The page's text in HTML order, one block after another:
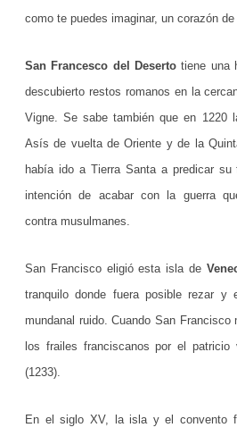
como te puedes imaginar, un corazón
San Francesco del Desertotiene una
descubierto restos romanos en la
Vigne. Se sabe también que en 1220
Asís de vuelta de Oriente y de la
había ido a Tierra Santa a predicar
intención de acabar con la guerra
contra musulmanes.
San Francisco eligió esta isla de
tranquilo donde fuera posible rezar y
mundanal ruido. Cuando San
los frailes franciscanos por el patricio
(1233).
En el siglo XV, la isla y el convento